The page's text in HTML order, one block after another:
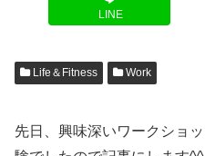
LINE
Life＆Fitness Work
先日、興味深いワークショ